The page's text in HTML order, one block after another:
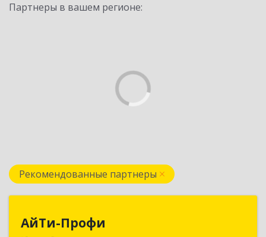
Партнеры в вашем регионе:
Рекомендованные партнеры
АйТи-Профи